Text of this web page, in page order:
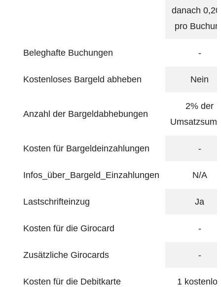
danach
pro
Beleghafte Buchungen -
Kostenloses Bargeld abheben Nein
Anzahl der Bargeldabhebungen
2% der
Kosten für Bargeldeinzahlungen -
Infos_über_Bargeld_Einzahlungen N/A
Lastschrifteinzug Ja
Kosten für die Girocard -
Zusätzliche Girocards -
Kosten für die Debitkarte 1